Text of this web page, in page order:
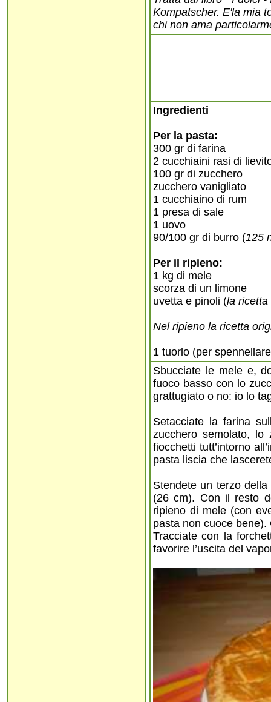
Kompatscher. E'la mia
chi non ama
Ingredienti
Per la pasta:
300 gr di farina
2 cucchiaini rasi di
100 gr di zucchero
zucchero vanigliato
1 cucchiaino di rum
1 presa di sale
1 uovo
90/100 gr di burro (125
Per il ripieno:
1 kg di mele
scorza di un limone
uvetta e pinoli (la ricetta
Nel ripieno la ricetta
1 tuorlo (per
Sbucciate le mele e,
fuoco basso con lo
grattugiato o no: io lo
Setacciate la farina
zucchero semolato,
fiocchetti tutt’intorno
pasta liscia che
Stendete un terzo
(26 cm). Con il resto
ripieno di mele (con
pasta non cuoce
Tracciate con la
favorire l’uscita del